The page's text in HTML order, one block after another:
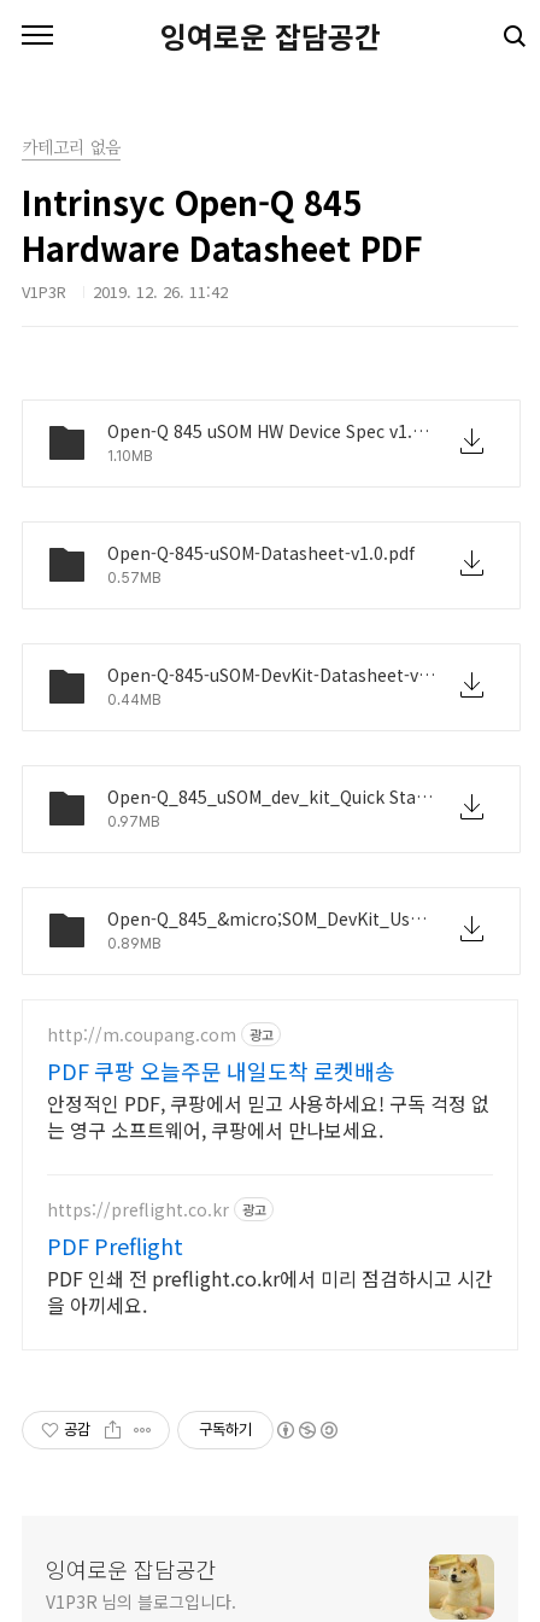
잉여로운 잡담공간
카테고리 없음
Intrinsyc Open-Q 845
Hardware Datasheet PDF
V1P3R 2019. 12. 26. 11:42
Open-Q 845 uSOM HW Device Spec v1.5.pdf
1.10MB
Open-Q-845-uSOM-Datasheet-v1.0.pdf
0.57MB
Open-Q-845-uSOM-DevKit-Datasheet-v1.0.pdf
0.44MB
Open-Q_845_uSOM_dev_kit_Quick Start Guide_1.0.pdf
0.97MB
Open-Q_845_&micro;SOM_DevKit_UserGuide_v1.0.pdf
0.89MB
http://m.coupang.com 광고
PDF 쿠팡 오늘주문 내일도착 로켓배송
안정적인 PDF, 쿠팡에서 믿고 사용하세요! 구독 걱정 없
는 영구 소프트웨어, 쿠팡에서 만나보세요.
https://preflight.co.kr 광고
PDF Preflight
PDF 인쇄 전 preflight.co.kr에서 미리 점검하시고 시간
을 아끼세요.
공감 구독하기
잉여로운 잡담공간
V1P3R 님의 블로그입니다.